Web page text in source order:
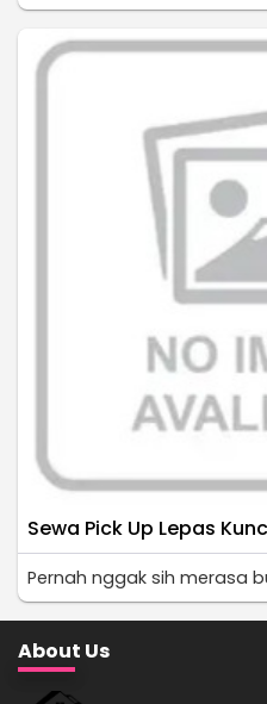
Sewa Pick Up Lepas
Pernah nggak sih merasa
About Us